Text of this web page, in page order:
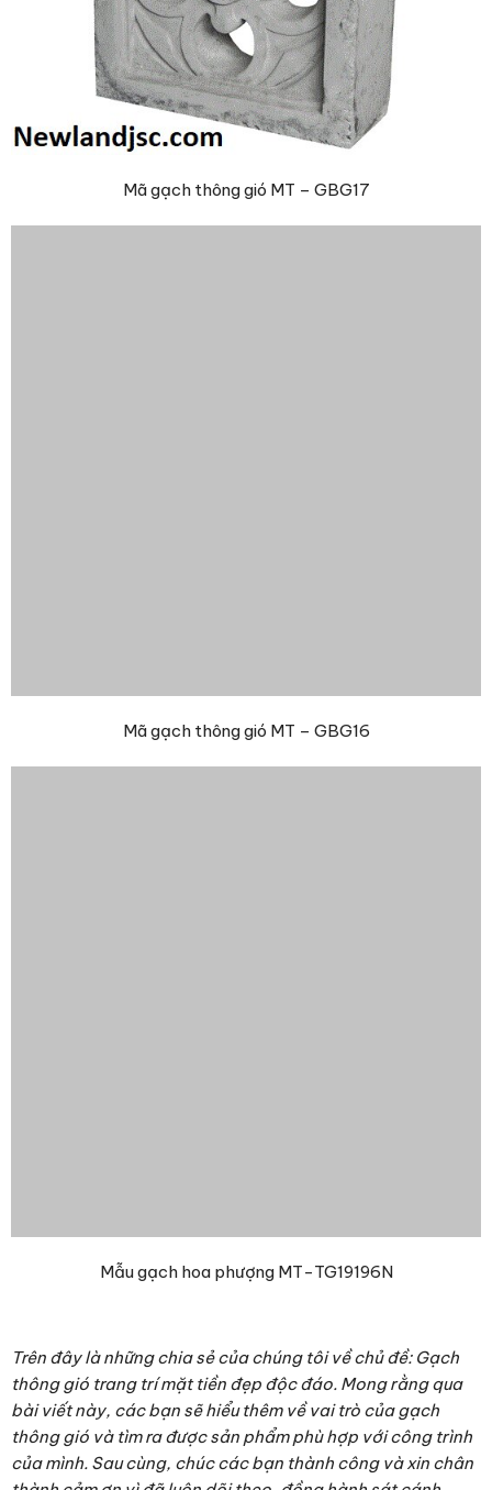
Mã gạch thông gió MT – GBG17
Mã gạch thông gió MT – GBG16
Mẫu gạch hoa phượng MT-TG19196N
Trên đây là những chia sẻ của chúng tôi về chủ đề: Gạch
thông gió trang trí mặt tiền đẹp độc đáo. Mong rằng qua
bài viết này, các bạn sẽ hiểu thêm về vai trò của gạch
thông gió và tìm ra được sản phẩm phù hợp với công trình
của mình. Sau cùng, chúc các bạn thành công và xin chân